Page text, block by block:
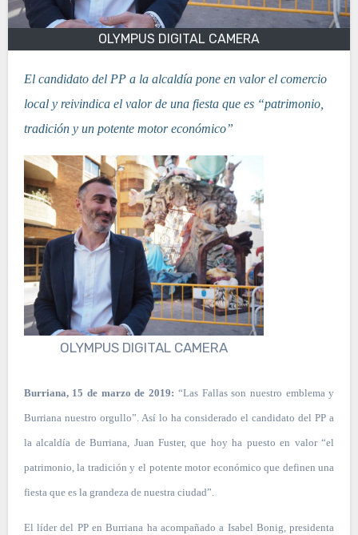
OLYMPUS DIGITAL CAMERA
El candidato del PP a la alcaldía pone en valor el comercio
local y reivindica el valor de una fiesta que es “patrimonio,
tradición y un potente motor económico”
OLYMPUS DIGITAL CAMERA
Burriana, 15 de marzo de 2019: “Las Fallas son nuestro emblema y
Burriana nuestro orgullo”. Así lo ha considerado el candidato del PP a
la alcaldía de Burriana, Juan Fuster, que hoy ha puesto en valor “el
patrimonio, la tradición y el potente motor económico que definen una
fiesta que es la grandeza de nuestra ciudad”.
El líder del PP en Burriana ha acompañado a Isabel Bonig, presidenta